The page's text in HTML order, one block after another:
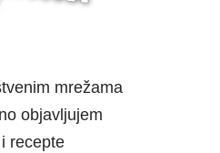
mrežama
objavljujem
recepte